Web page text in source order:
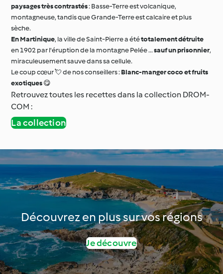
paysages très contrastés: Basse-Terre est volcanique,
montagneuse, tandis que Grande-Terre est calcaire et plus
sèche.
En Martinique, la ville de Saint-Pierre a ététotalement détruite
en 1902 par l'éruption de la montagne Pelée ...sauf un prisonnier,
miraculeusement sauve dans sa cellule.
Le coup cœur 💘 de nos conseillers :Blanc-manger coco et fruits
exotiques😋
Retrouvez toutes les recettes dans la collection DROM-
COM :
La collection
Découvrez en plus sur vos régions
Je découvre